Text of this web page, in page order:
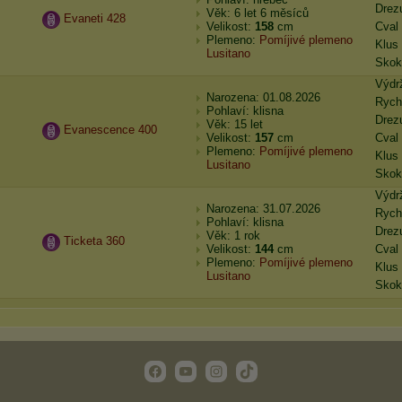
Evaneti 428
Věk: 6 let 6 měsíců
Velikost: 158 cm
Plemeno: Pomíjivé plemeno
Lusitano
Cval
Klus
Skok
Evanescence 400
Narozena: 01.08.2026
Pohlaví: klisna
Věk: 15 let
Velikost: 157 cm
Plemeno: Pomíjivé plemeno
Lusitano
Cval
Klus
Skok
Ticketa 360
Narozena: 31.07.2026
Pohlaví: klisna
Věk: 1 rok
Velikost: 144 cm
Plemeno: Pomíjivé plemeno
Lusitano
Cval
Klus
Skok